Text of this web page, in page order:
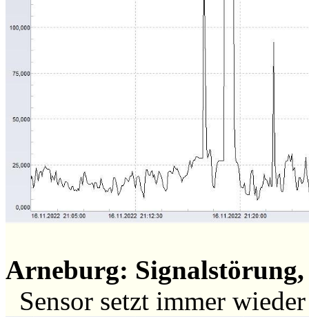
Arneburg: Signalstörung,
Sensor setzt immer